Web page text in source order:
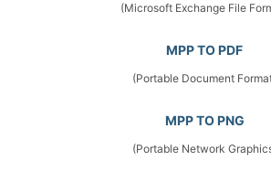
(Microsoft Exchange File
MPP TO PDF
(Portable Document
MPP TO PNG
(Portable Network